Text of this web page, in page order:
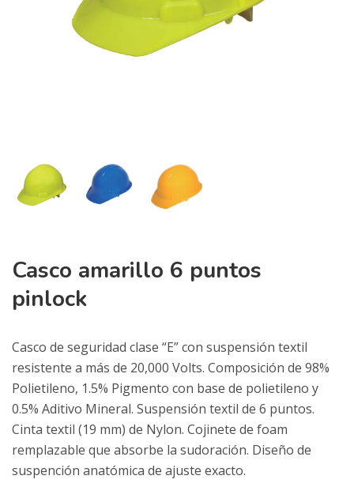
Casco amarillo 6 puntos
pinlock
Casco de seguridad clase “E” con suspensión textil
resistente a más de 20,000 Volts. Composición de 98%
Polietileno, 1.5% Pigmento con base de polietileno y
0.5% Aditivo Mineral. Suspensión textil de 6 puntos.
Cinta textil (19 mm) de Nylon. Cojinete de foam
remplazable que absorbe la sudoración. Diseño de
suspención anatómica de ajuste exacto.